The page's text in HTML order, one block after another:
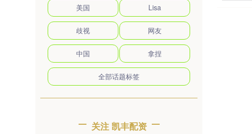
美国 Lisa
歧视 网友
中国 拿捏
全部话题标签
关注 凯丰配资